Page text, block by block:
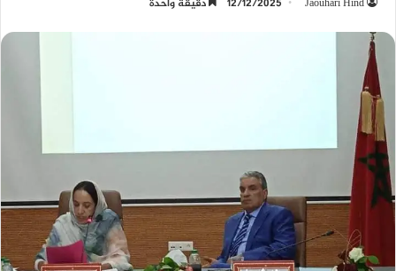
Jaouhari Hind
12/12/2025 دقيقة واحدة